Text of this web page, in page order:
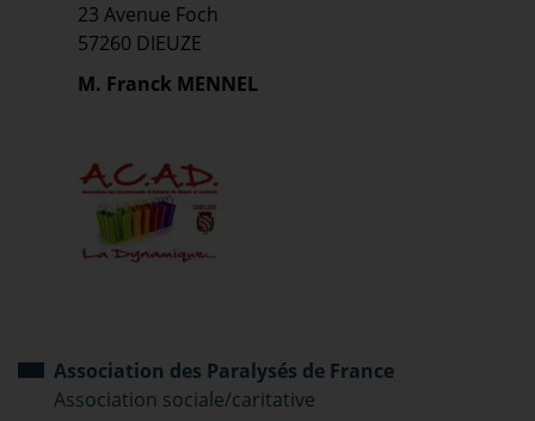
23 Avenue Foch
57260 DIEUZE
M. Franck MENNEL
Association des Paralysés de France
Association sociale/caritative